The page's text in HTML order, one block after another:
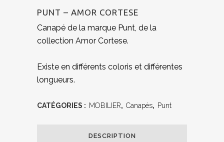
PUNT – AMOR CORTESE
Canapé de la marque Punt, de la
collection Amor Cortese.
Existe en différents coloris et différentes
longueurs.
CATÉGORIES : MOBILIER, Canapés, Punt
DESCRIPTION